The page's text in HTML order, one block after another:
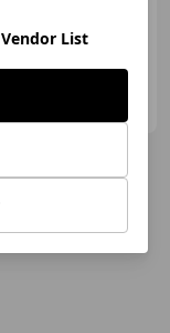
Vendor List